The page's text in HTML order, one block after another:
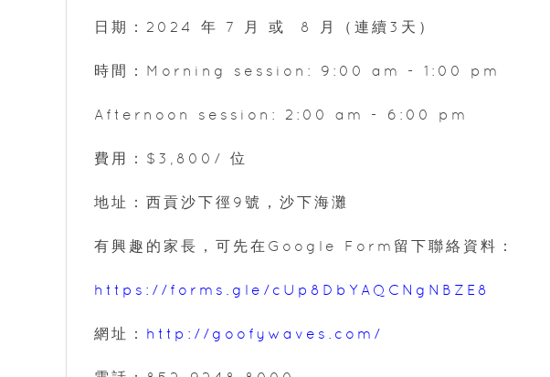
日期：2024 年 7 月 或 8 月（連續3天）
時間：Morning session: 9:00 am - 1:00 pm
Afternoon session: 2:00 am - 6:00 pm
費用：$3,800/ 位
地址：西貢沙下徑9號，沙下海灘
有興趣的家長，可先在Google Form留下聯絡資料：
https://forms.gle/cUp8DbYAQCNgNBZE8
網址： http://goofywaves.com/